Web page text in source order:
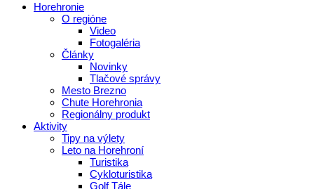
Horehronie
O regióne
Video
Fotogaléria
Články
Novinky
Tlačové správy
Mesto Brezno
Chute Horehronia
Regionálny produkt
Aktivity
Tipy na výlety
Leto na Horehroní
Turistika
Cykloturistika
Golf Tále